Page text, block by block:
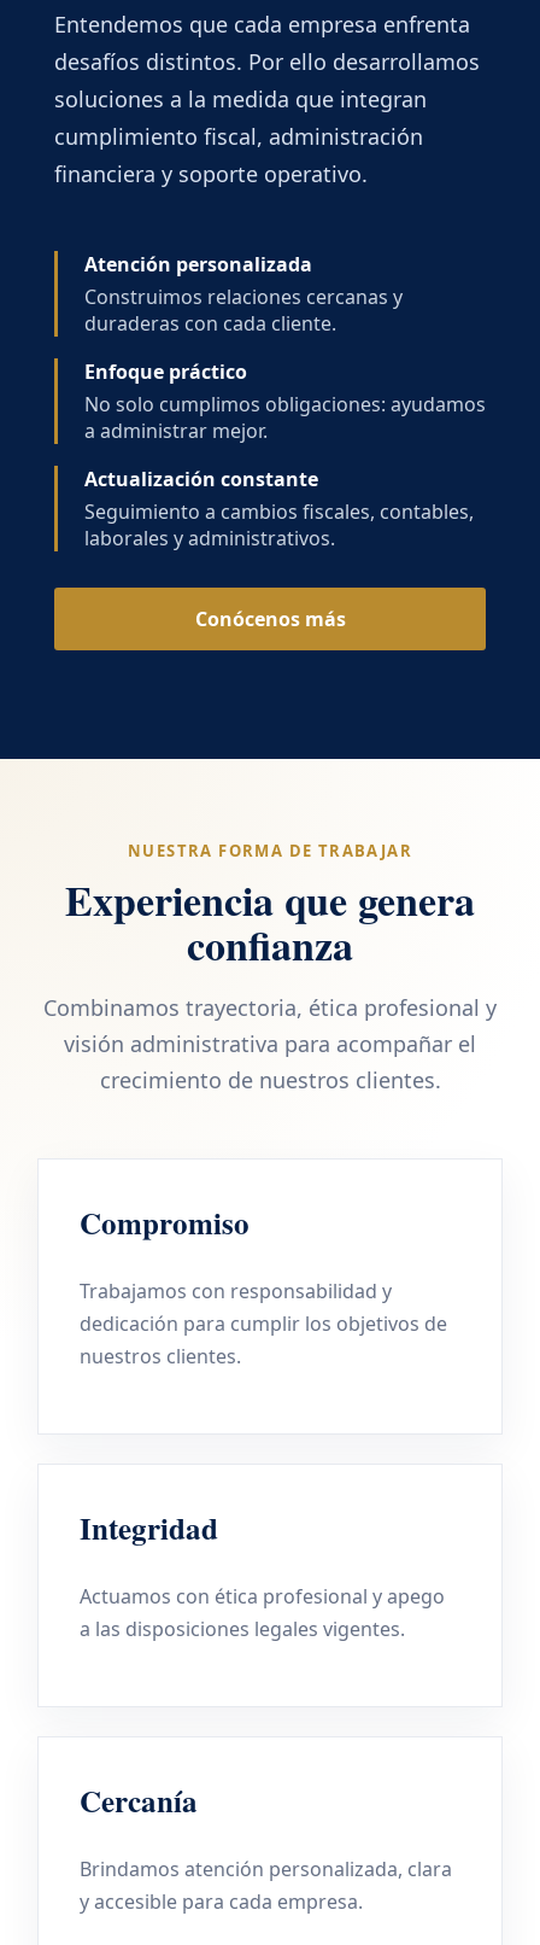
Entendemos que cada empresa enfrenta
desafíos distintos. Por ello desarrollamos
soluciones a la medida que integran
cumplimiento fiscal, administración
financiera y soporte operativo.
Atención personalizada
Construimos relaciones cercanas y
duraderas con cada cliente.
Enfoque práctico
No solo cumplimos obligaciones: ayudamos
a administrar mejor.
Actualización constante
Seguimiento a cambios fiscales, contables,
laborales y administrativos.
Conócenos más
NUESTRA FORMA DE TRABAJAR
Experiencia que genera
confianza
Combinamos trayectoria, ética profesional y
visión administrativa para acompañar el
crecimiento de nuestros clientes.
Compromiso
Trabajamos con responsabilidad y
dedicación para cumplir los objetivos de
nuestros clientes.
Integridad
Actuamos con ética profesional y apego
a las disposiciones legales vigentes.
Cercanía
Brindamos atención personalizada, clara
y accesible para cada empresa.